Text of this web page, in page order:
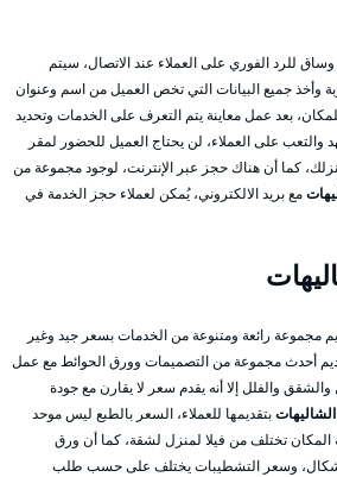
للرد الفوري على العملاء عند الاتصال، سيتم
وأخذ جميع البيانات التي تخص العميل من اسم وعنوان
بعد عمل معاينة يتم التعرف على الخدمات وتحديد
والتعب على العملاء، لن يحتاج العميل للحضور لمقر
كما أن هناك حجز عبر الإنترنت، لوجود مجموعة من
مع بريد الالكتروني، يُمكن لعملاء حجز الخدمة في
مجموعة رائعة ومتنوعة من الخدمات بسعر جيد وغير
أحدث مجموعة من التصميمات وورق الحوائط مع عمل
والفلل إلا أنه يقدم سعر لا يقارن مع جودة
بتقديمها للعملاء، السعر بالطبع ليس موحد
تختلف من فيلا لمنزل لشقة، كما أن ورق
وسعر التشطيبات يختلف على حسب طلب